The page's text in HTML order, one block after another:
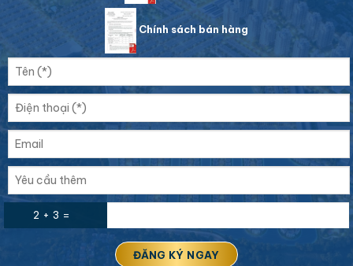
Chính sách bán hàng
2 + 3 =